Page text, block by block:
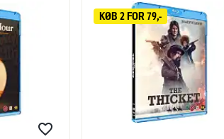
KØB 2 FOR 79,-